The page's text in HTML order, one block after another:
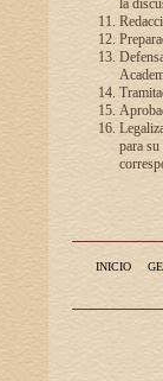
la
para
INICIO